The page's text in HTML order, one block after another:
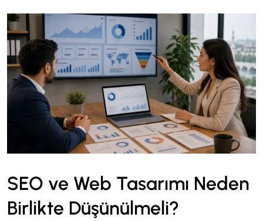
SEO ve Web Tasarımı Neden
Birlikte Düşünülmeli?